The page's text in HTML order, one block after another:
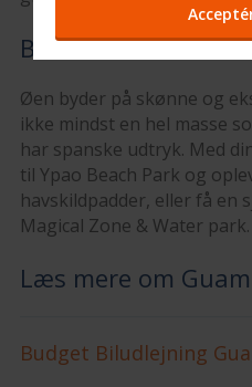
Bilferie Guam
Øen byder på skønne og
ikke mindst en hel masse
har spanske udtryk. Med
til Ypao Beach Park og
havskildpadder, eller få en
Magical Zone & Water park.
Læs mere om Guam
Budget Biludlejning